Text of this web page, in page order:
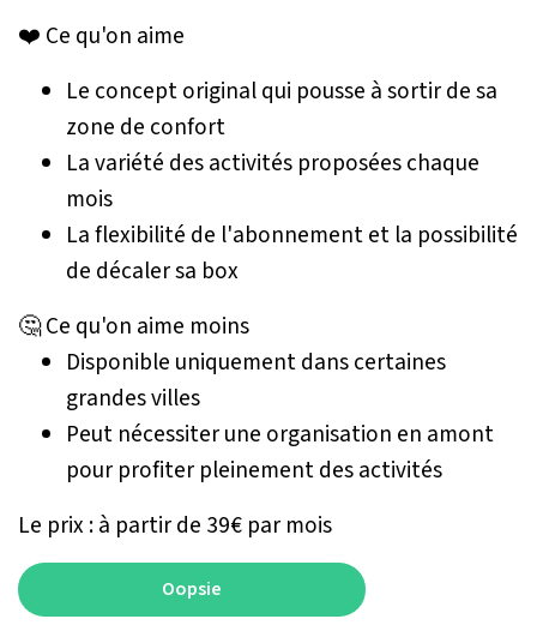
❤️ Ce qu'on aime
Le concept original qui pousse à sortir de sa
zone de confort
La variété des activités proposées chaque
mois
La flexibilité de l'abonnement et la possibilité
de décaler sa box
🤔 Ce qu'on aime moins
Disponible uniquement dans certaines
grandes villes
Peut nécessiter une organisation en amont
pour profiter pleinement des activités
Le prix : à partir de 39€ par mois
Oopsie